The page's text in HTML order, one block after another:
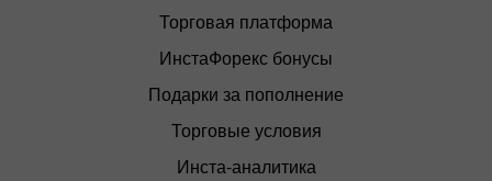
Торговая платформа
ИнстаФорекс бонусы
Подарки за пополнение
Торговые условия
Инста-аналитика